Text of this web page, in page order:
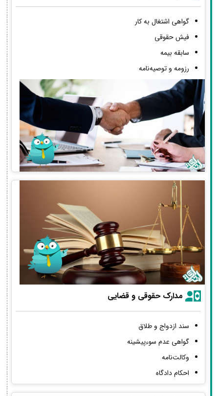
گواهی اشتغال به کار
فیش حقوقی
سابقه بیمه
رزومه و توصیه‌نامه
مدارک حقوقی و قضایی
سند ازدواج و طلاق
گواهی عدم سوءپیشینه
وکالت‌نامه
احکام دادگاه